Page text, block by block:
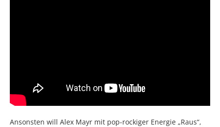
Ansonsten will Alex Mayr mit pop-rockiger Energie „Raus“,